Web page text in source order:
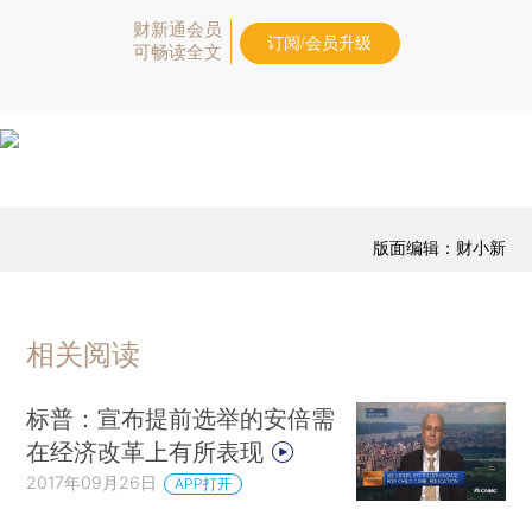
财新通会员
可畅读全文
订阅/会员升级
版面编辑：财小新
相关阅读
标普：宣布提前选举的安倍需
在经济改革上有所表现
2017年09月26日 APP打开